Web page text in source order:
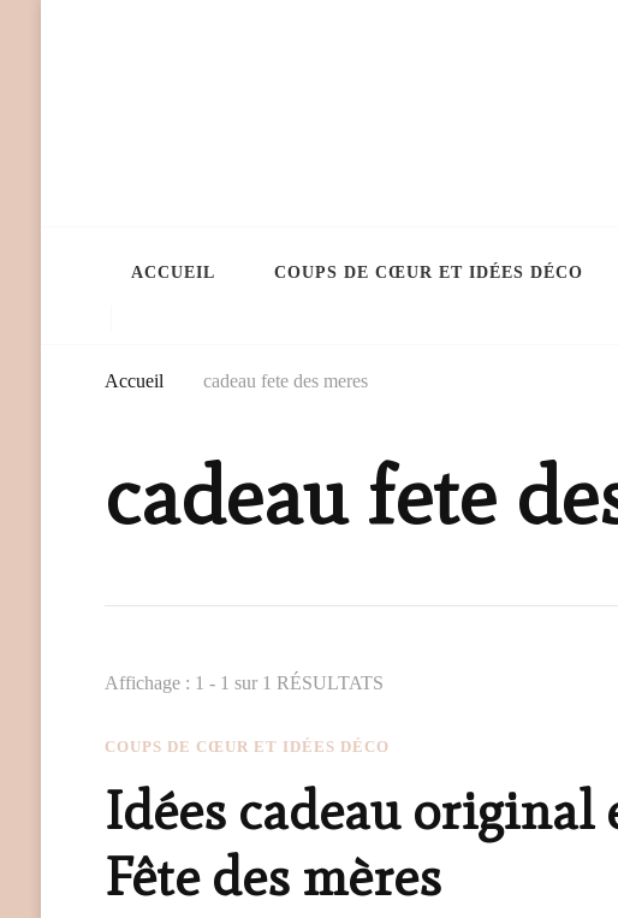
ACCUEIL COUPS DE CŒUR ET IDÉES DÉCO
Accueil cadeau fete des meres
cadeau fete
Affichage : 1 - 1 sur 1 RÉSULTATS
COUPS DE CŒUR ET IDÉES DÉCO
Idées cadeau original
Fête des mères